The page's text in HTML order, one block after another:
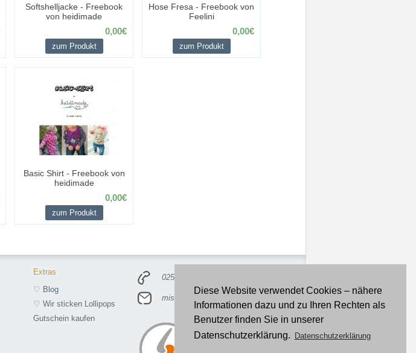
Diese Website verwendet Cookies – nähere
Informationen dazu und zu Ihren Rechten als
Benutzer finden Sie in unserer
Datenschutzerklärung.
Datenschutzerklärung
Softshelljacke - Freebook
von heidimade
0,00€
zum Produkt
Hose Fresa - Freebook von
Feelini
0,00€
zum Produkt
Basic Shirt - Freebook von
heidimade
0,00€
zum Produkt
02528/3787040
misskriss@lollipopsforbreakfast.de
Extras
♡ Blog
♡ Wir sticken Lollipops
Gutschein kaufen